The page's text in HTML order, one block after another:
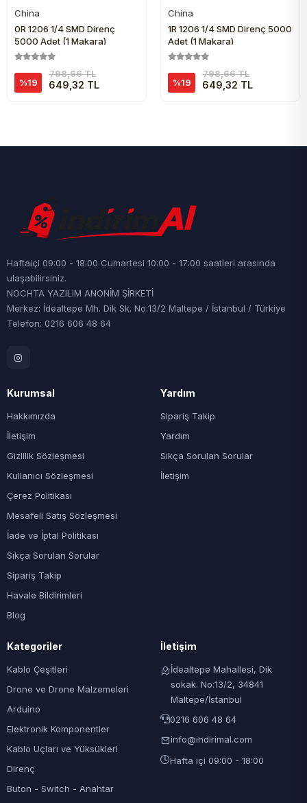
China
0R 1206 1/4 SMD Direnç
5000 Adet (1 Makara)
%19
798,66 TL
649,32 TL
China
1R 1206 1/4 SMD Direnç 5000
Adet (1 Makara)
%19
798,66 TL
649,32 TL
Haftaiçi 09:00 - 18:00 Cumartesi 10:00 - 17:00 saatleri arasında
ulaşabilirsiniz.
NOCHTA YAZILIM ANONİM ŞİRKETİ
Merkez: İdealtepe Mh. Dik Sk. No:13/2 Maltepe / İstanbul / Türkiye
Telefon: 0216 606 48 64
Kurumsal
Hakkımızda
İletişim
Gizlilik Sözleşmesi
Kullanıcı Sözleşmesi
Çerez Politikası
Mesafeli Satış Sözleşmesi
İade ve İptal Politikası
Sıkça Sorulan Sorular
Sipariş Takip
Havale Bildirimleri
Blog
Yardım
Sipariş Takip
Yardım
Sıkça Sorulan Sorular
İletişim
Kategoriler
Kablo Çeşitleri
Drone ve Drone Malzemeleri
Arduino
Elektronik Komponentler
Kablo Uçları ve Yüksükleri
Direnç
Buton - Switch - Anahtar
İletişim
İdealtepe Mahallesi, Dik
sokak. No:13/2, 34841
Maltepe/İstanbul
0216 606 48 64
info@indirimal.com
Hafta içi 09:00 - 18:00